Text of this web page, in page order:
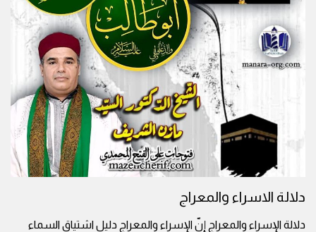
دلالة الاسراء والمعراج
دلالة الإسراء والمعراج إنّ الإسراء والمعراج دليل اشتياق السماء